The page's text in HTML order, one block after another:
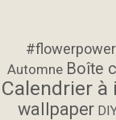
Automne Boîte
Calendrier
wallpaper